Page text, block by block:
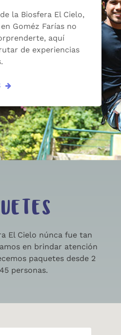
la Biosfera El Cielo,
Goméz Farías no
aquí
de experiencias
El Cielo núnca fue tan
en brindar atención
paquetes desde 2
personas.